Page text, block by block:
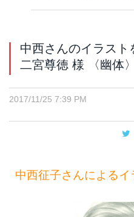
中西さんのイラスト
二宮尊徳 様 〈幽体〉
2017/11/25 7:39 PM
中西征子さんによるイ